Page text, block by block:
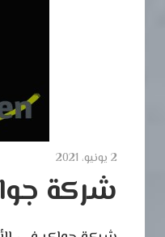
2 يونيو، 2021
شركة